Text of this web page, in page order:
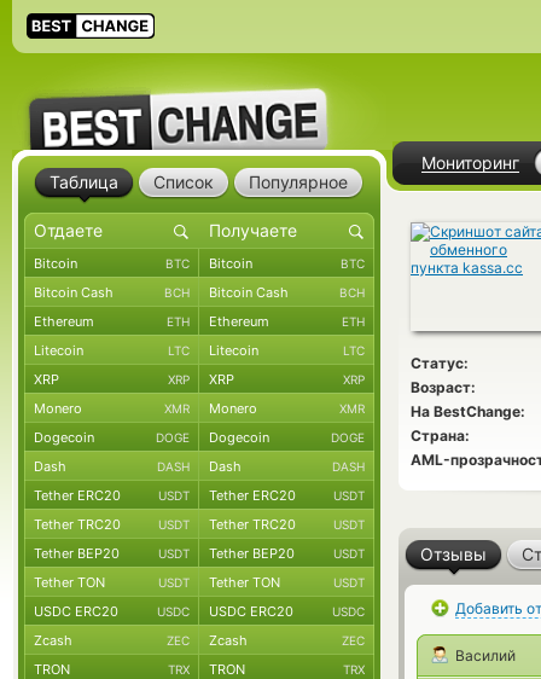
Мониторинг
Статус:
Возраст:
На BestChange:
Страна:
AML-
Отзывы
Добавить
Василий
Таблица Список Популярное
Bitcoin BTC Bitcoin BTC
Bitcoin Cash BCH Bitcoin Cash BCH
Ethereum ETH Ethereum ETH
Litecoin LTC Litecoin LTC
XRP XRP XRP XRP
Monero XMR Monero XMR
Dogecoin DOGE Dogecoin DOGE
Dash DASH Dash DASH
Tether ERC20 USDT Tether ERC20 USDT
Tether TRC20 USDT Tether TRC20 USDT
Tether BEP20 USDT Tether BEP20 USDT
Tether TON USDT Tether TON USDT
USDC ERC20 USDC USDC ERC20 USDC
Zcash ZEC Zcash ZEC
TRON TRX TRON TRX